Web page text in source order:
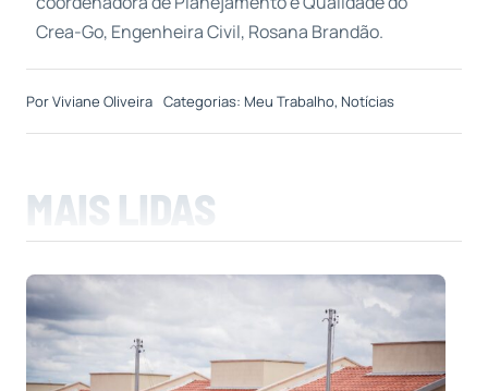
Crea-Go, Engenheira Civil, Rosana Brandão.
PorViviane Oliveira Categorias: Meu Trabalho, Notícias
MAIS LIDAS